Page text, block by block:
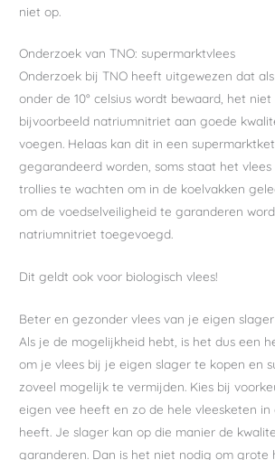
niet op.
Onderzoek van TNO: supermarktvlees
Onderzoek bij TNO heeft uitgewezen dat
onder de 10° celsius wordt bewaard, het
bijvoorbeeld natriumnitriet aan goede
voegen. Helaas kan dit in een
gegarandeerd worden, soms staat het
trollies te wachten om in de koelvakken
om de voedselveiligheid te garanderen
natriumnitriet toegevoegd.
Dit geldt ook voor biologisch vlees!
Beter en gezonder vlees van je eigen slager
Als je de mogelijkheid hebt, is het dus een
om je vlees bij je eigen slager te kopen en
zoveel mogelijk te vermijden. Kies bij
eigen vee heeft en zo de hele vleesketen
heeft. Je slager kan op die manier de
garanderen. Dan is het niet nodig om grote